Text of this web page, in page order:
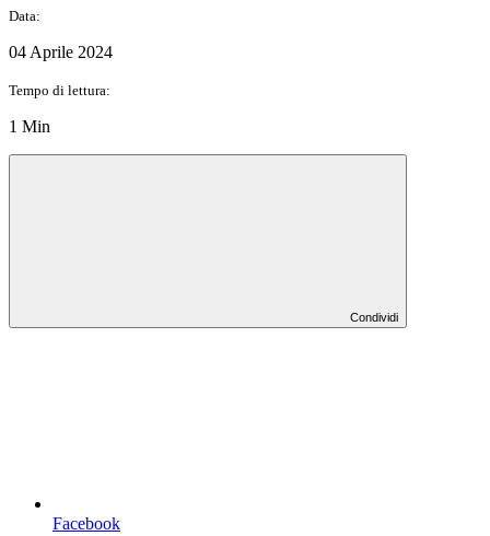
Data:
04 Aprile 2024
Tempo di lettura:
1 Min
Condividi
Facebook